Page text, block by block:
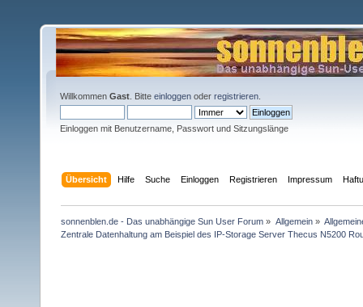
Willkommen Gast . Bitte einloggen oder registrieren
Einloggen mit Benutzername, Passwort und Sitzungslänge
Übersicht Hilfe Suche Einloggen Registrieren Impressum
sonnenblen.de - Das unabhängige Sun User Forum » Allgemein»
Zentrale Datenhaltung am Beispiel des IP-Storage Server Thecus N5200